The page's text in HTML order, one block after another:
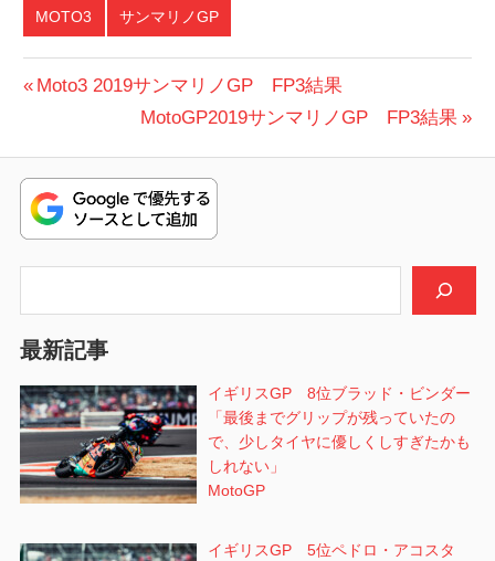
MOTO3 サンマリノGP
投
ナ
ビ
ゲ
ー
シ
ョ
ン
前
稿:
Moto3 2019サンマリノGP FP3結果
次
投
稿:
MotoGP2019サンマリノGP FP3結果
最新記事
イギリスGP 8位ブラッド・ビンダー
「最後までグリップが残っていたの
で、少しタイヤに優しくしすぎたかも
しれない」
MotoGP
イギリスGP 5位ペドロ・アコスタ